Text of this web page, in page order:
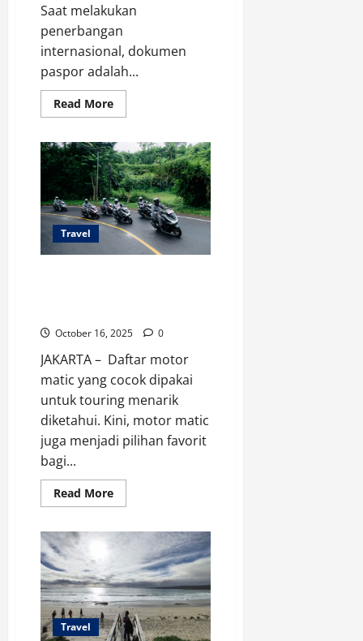
Saat melakukan
penerbangan
internasional, dokumen
paspor adalah...
Read MoreRead
more
Orang
Terkenal
yang
Bisa
Keliling
Dunia
Tanpa
Pakai
Paspor
Travel
October 16, 2025 0
JAKARTA – Daftar motor
matic yang cocok dipakai
untuk touring menarik
diketahui. Kini, motor matic
juga menjadi pilihan favorit
bagi...
Read MoreRead
more
Motor
Matic
Cocok
Dipakai
untuk
Touring
Travel